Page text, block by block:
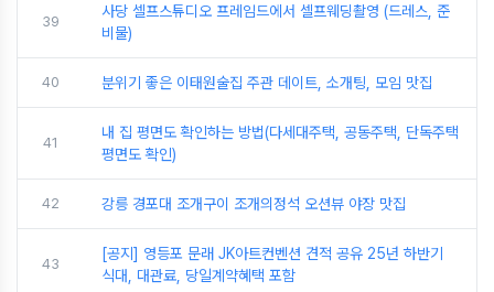
39
사당 셀프스튜디오 프레임드에서 셀프웨딩촬영 (드레스, 준
비물)
40 분위기 좋은 이태원술집 주관 데이트, 소개팅, 모임 맛집
41
내 집 평면도 확인하는 방법(다세대주택, 공동주택, 단독주택
평면도 확인)
42 강릉 경포대 조개구이 조개의정석 오션뷰 야장 맛집
43
[공지] 영등포 문래 JK아트컨벤션 견적 공유 25년 하반기
식대, 대관료, 당일계약혜택 포함